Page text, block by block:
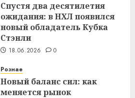
Спустя два десятилетия
ожидания: в НХЛ появился
новый обладатель Кубка
Стэнли
18.06.2026 0
Рознае
Новый баланс сил: как
меняется рынок